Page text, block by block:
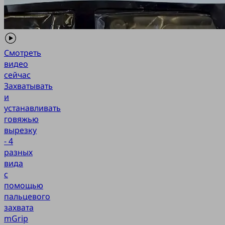
Смотреть
видео
сейчас
Захватывать
и
устанавливать
говяжью
вырезку
- 4
разных
вида
с
помощью
пальцевого
захвата
mGrip